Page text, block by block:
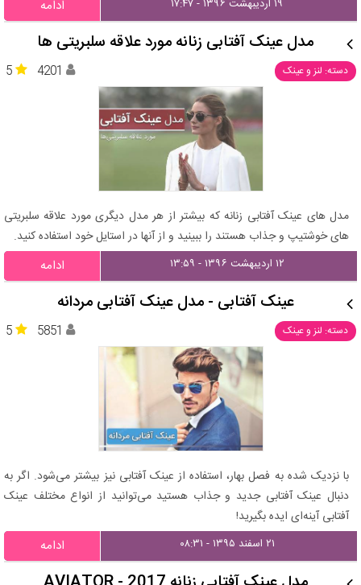
۱۹ اردیبهشت ۱۳۹۶ - ۱۷:۴۷ ادامه
مدل عینک آفتابی زنانه مورد علاقه سلبریتی ها
دسته: لنز و عینک 5 4201
مدل های عینک آفتابی زنانه که بیشتر از هر مدل دیگری مورد علاقه سلبریتی
های خوشتیپ و جذاب هستند را ببینید و از آنها در استایل خود استفاده کنید.
۱۲ اردیبهشت ۱۳۹۶ - ۱۳:۵۹ ادامه
عینک آفتابی - مدل عینک آفتابی مردانه
دسته: لنز و عینک 5 5851
با نزدیک شده به فصل بهار، استفاده از عینک آفتابی نیز بیشتر می‌شود. اگر به
دنبال عینک آفتابی جدید و جذاب هستید می‌توانید از انواع مختلف عینک
آفتابی آینه‌ای ایده بگیرید!
۲۱ اسفند ۱۳۹۵ - ۰۸:۳۱ ادامه